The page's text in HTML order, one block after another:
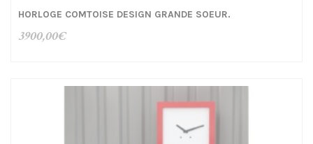
HORLOGE COMTOISE DESIGN GRANDE SOEUR.
3900,00€